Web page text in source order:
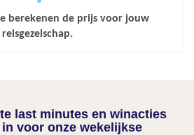
berekenen de prijs voor jouw
reisgezelschap.
last minutes en winacties
voor onze wekelijkse